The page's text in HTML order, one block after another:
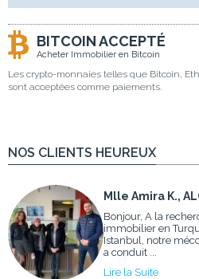
BITCOIN ACCEPTÉ
Acheter Immobilier en Bitcoin
Les crypto-monnaies telles que Bitcoin,
sont acceptées comme paiements.
NOS CLIENTS HEUREUX
Mlle Amira K.,
Bonjour, A la
immobilier en
Istanbul, notre
a conduit ...
Lire la Suite